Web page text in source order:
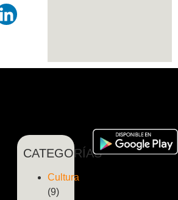
CATEGORÍAS
Cultura
(9)